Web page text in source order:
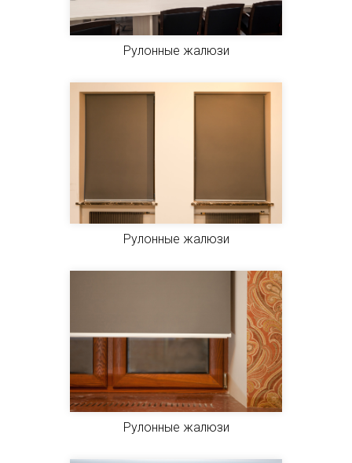
Рулонные жалюзи
Рулонные жалюзи
Рулонные жалюзи